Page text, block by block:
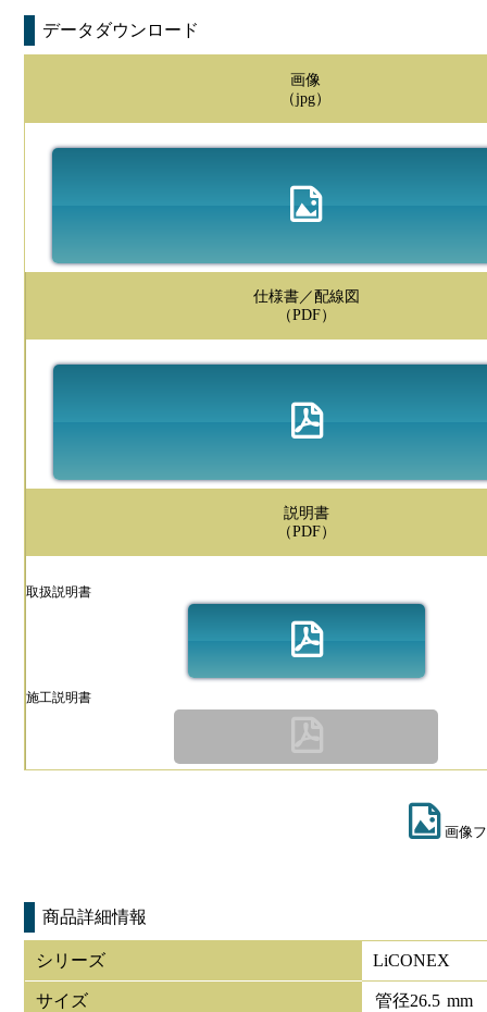
データダウンロード
画像
（jpg）
仕様書／配線図
（PDF）
説明書
（PDF）
取扱説明書
施工説明書
画像
商品詳細情報
シリーズ LiCONEX
サイズ 管径26.5 mm